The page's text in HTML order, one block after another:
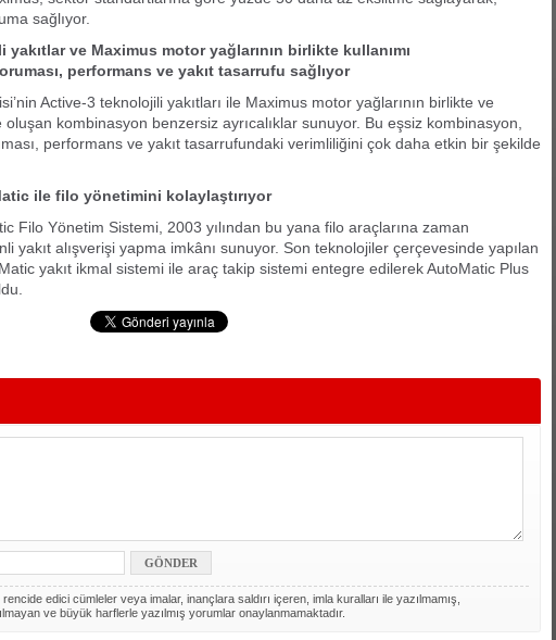
sağlıyor.
ve Maximus motor yağlarının birlikte kullanımı
performans ve yakıt tasarrufu sağlıyor
Active-3 teknolojili yakıtları ile Maximus motor yağlarının birlikte ve
oluşan kombinasyon benzersiz ayrıcalıklar sunuyor. Bu eşsiz kombinasyon,
performans ve yakıt tasarrufundaki verimliliğini çok daha etkin bir şekilde
ile filo yönetimini kolaylaştırıyor
Filo Yönetim Sistemi, 2003 yılından bu yana filo araçlarına zaman
yakıt alışverişi yapma imkânı sunuyor. Son teknolojiler çerçevesinde yapılan
yakıt ikmal sistemi ile araç takip sistemi entegre edilerek AutoMatic Plus
edici cümleler veya imalar, inançlara saldırı içeren, imla kuralları ile yazılmamış,
ve büyük harflerle yazılmış yorumlar onaylanmamaktadır.